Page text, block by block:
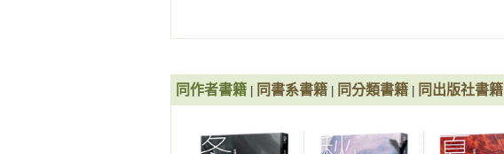
「執著」讓議論無法展開
學者沒有什麼可以執著的
同作者書籍 同書系書籍 同分類書籍 同出版社書籍